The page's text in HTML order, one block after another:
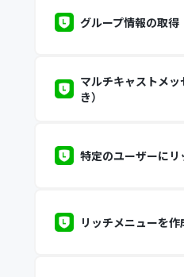
グループ情報の取得
マルチキャストメ
き）
特定のユーザーに
リッチメニューを作